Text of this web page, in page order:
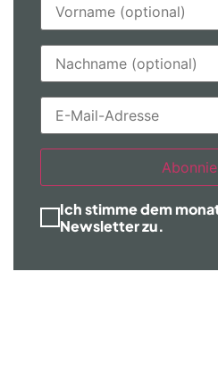
Ich stimme dem
Newsletter zu.